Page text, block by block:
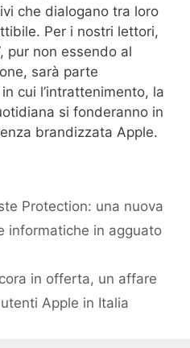
che dialogano tra loro
Per i nostri lettori,
pur non essendo al
sarà parte
cui l’intrattenimento, la
si fonderanno in
brandizzata Apple.
Protection: una nuova
informatiche in agguato
in offerta, un affare
Apple in Italia